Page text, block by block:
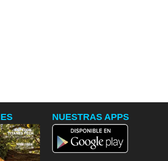
NUESTRAS APPS